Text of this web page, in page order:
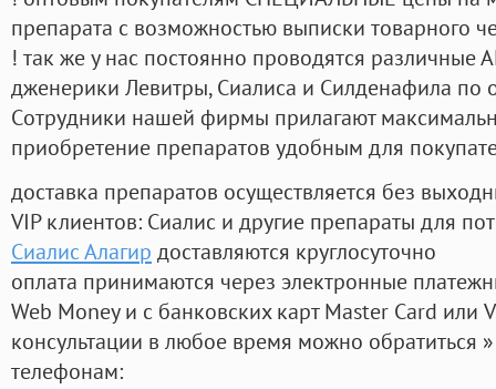
препарата с возможностью выписки товарного
! так же у нас постоянно проводятся
дженерики Левитры, Сиалиса и Силденафила по
Cотрудники нашей фирмы прилагают
приобретение препаратов удобным для
доставка препаратов осуществляется без
VIP клиентов: Сиалис и другие препараты для
Сиалис Алагир доставляются круглосуточно
оплата принимаются через электронные
Web Money и с банковских карт Master Card или
консультации в любое время можно обратиться
телефонам: